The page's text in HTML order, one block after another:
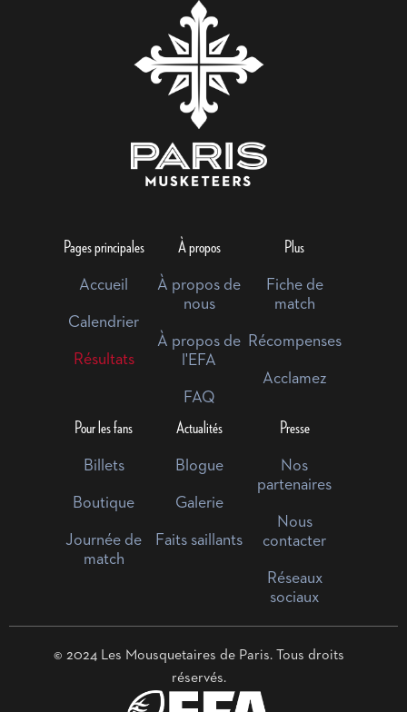
Pages principales
Accueil
Calendrier
Résultats
À propos
À propos de
nous
À propos de
l'EFA
FAQ
Plus
Fiche de
match
Récompenses
Acclamez
Pour les fans
Billets
Boutique
Journée de
match
Actualités
Blogue
Galerie
Faits saillants
Presse
Nos
partenaires
Nous
contacter
Réseaux
sociaux
© 2024 Les Mousquetaires de Paris. Tous droits
réservés.